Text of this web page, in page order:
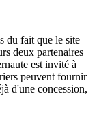
du fait que le site
deux partenaires
est invité à
peuvent fournir
d'une concession,